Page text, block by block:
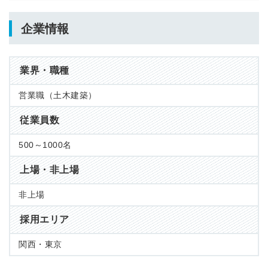
企業情報
業界・職種
営業職（土木建築）
従業員数
500～1000名
上場・非上場
非上場
採用エリア
関西・東京